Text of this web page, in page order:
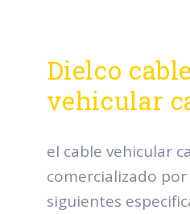
Dielco cable
vehicular
el cable vehicular
comercializado
siguientes